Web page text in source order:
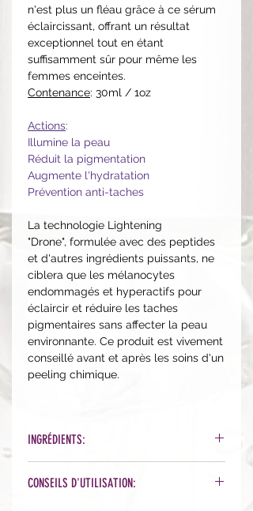
n'est plus un fléau grâce à ce sérum
éclaircissant, offrant un résultat
exceptionnel tout en étant
suffisamment sûr pour même les
femmes enceintes.
Contenance: 30ml / 1oz
Actions:
Illumine la peau
Réduit la pigmentation
Augmente l'hydratation
Prévention anti-taches
La technologie Lightening
"Drone", formulée avec des peptides
et d'autres ingrédients puissants, ne
ciblera que les mélanocytes
endommagés et hyperactifs pour
éclaircir et réduire les taches
pigmentaires sans affecter la peau
environnante. Ce produit est vivement
conseillé avant et après les soins d'un
peeling chimique.
INGRÉDIENTS:
Triglyceride, Glycerin, Propanediol, Pe
CONSEILS D'UTILISATION: